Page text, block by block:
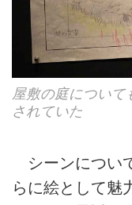
屋敷の庭について
されていた
シーンについ
らに絵として魅